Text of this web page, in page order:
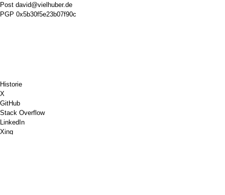
Post david@vielhuber.de
PGP 0x5b30f5e23b07f90c
Historie
X
GitHub
Stack Overflow
LinkedIn
Xing